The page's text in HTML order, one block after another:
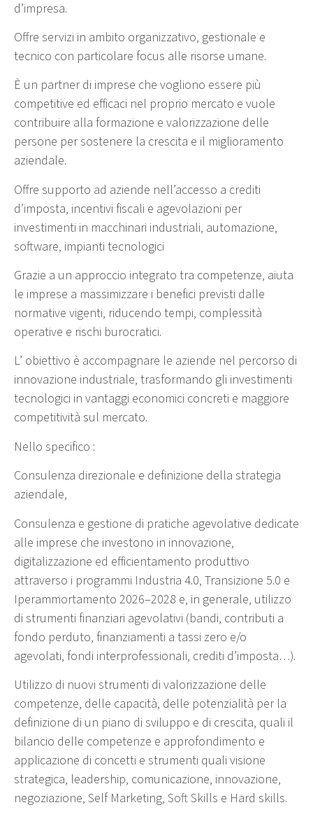
d’impresa.
Offre servizi in ambito organizzativo, gestionale e
tecnico con particolare focus alle risorse umane.
È un partner di imprese che vogliono essere più
competitive ed efficaci nel proprio mercato e vuole
contribuire alla formazione e valorizzazione delle
persone per sostenere la crescita e il miglioramento
aziendale.
Offre supporto ad aziende nell’accesso a crediti
d’imposta, incentivi fiscali e agevolazioni per
investimenti in macchinari industriali, automazione,
software, impianti tecnologici
Grazie a un approccio integrato tra competenze, aiuta
le imprese a massimizzare i benefici previsti dalle
normative vigenti, riducendo tempi, complessità
operative e rischi burocratici.
L’ obiettivo è accompagnare le aziende nel percorso di
innovazione industriale, trasformando gli investimenti
tecnologici in vantaggi economici concreti e maggiore
competitività sul mercato.
Nello specifico :
Consulenza direzionale e definizione della strategia
aziendale,
Consulenza e gestione di pratiche agevolative dedicate
alle imprese che investono in innovazione,
digitalizzazione ed efficientamento produttivo
attraverso i programmi Industria 4.0, Transizione 5.0 e
Iperammortamento 2026–2028 e, in generale, utilizzo
di strumenti finanziari agevolativi (bandi, contributi a
fondo perduto, finanziamenti a tassi zero e/o
agevolati, fondi interprofessionali, crediti d’imposta…).
Utilizzo di nuovi strumenti di valorizzazione delle
competenze, delle capacità, delle potenzialità per la
definizione di un piano di sviluppo e di crescita, quali il
bilancio delle competenze e approfondimento e
applicazione di concetti e strumenti quali visione
strategica, leadership, comunicazione, innovazione,
negoziazione, Self Marketing, Soft Skills e Hard skills.